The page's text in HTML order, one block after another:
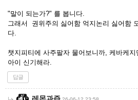
"말이 되는가?" 를 봅니다.
그래서 권위주의 싫어함 억지논리 싫어함
다.
챗지피티에 사주팔자 물어보니까, 케바케지
아이 신기해라.
답글
레몬과즙